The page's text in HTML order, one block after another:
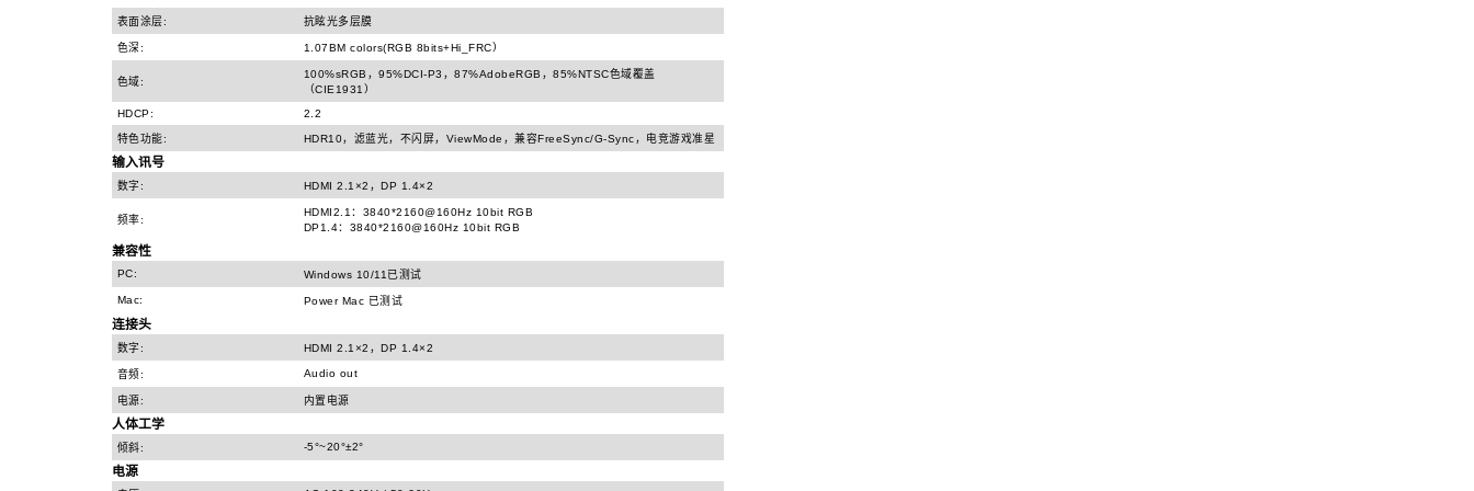
表面涂层: 抗眩光多层膜
色深: 1.07BM colors(RGB 8bits+Hi_FRC）
色域:
100%sRGB，95%DCI-P3，87%AdobeRGB，85%NTSC色域覆盖
（CIE1931）
HDCP:
2.2
特色功能: HDR10，滤蓝光，不闪屏，ViewMode，兼容FreeSync/G-Sync，电竞游戏准星
输入讯号
数字: HDMI 2.1×2，DP 1.4×2
频率:
HDMI2.1：3840*2160@160Hz 10bit RGB
DP1.4：3840*2160@160Hz 10bit RGB
兼容性
PC: Windows 10/11已测试
Mac: Power Mac 已测试
连接头
数字: HDMI 2.1×2，DP 1.4×2
音频: Audio out
电源: 内置电源
人体工学
倾斜: -5°~20°±2°
电源